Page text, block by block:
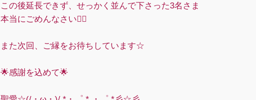
この後延長できず、せっかく並んで下さった3名さま
本当にごめんなさい🙇‍♀️
また次回、ご縁をお待ちしています☆
🌟感謝を込めて🌟